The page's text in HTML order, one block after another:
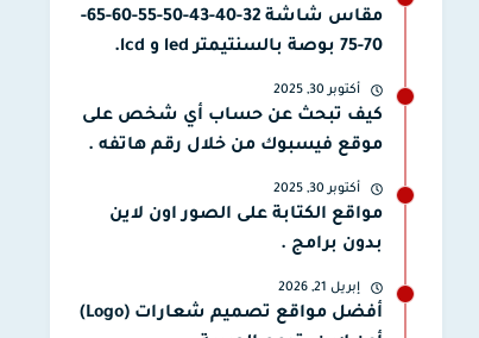
مقاس شاشة 32-40-43-50-55-60-65-
70-75 بوصة بالسنتيمتر led و lcd.
أكتوبر 30, 2025
كيف تبحث عن حساب أي شخص على
موقع فيسبوك من خلال رقم هاتفه .
أكتوبر 30, 2025
مواقع الكتابة على الصور اون لاين
بدون برامج .
إبريل 21, 2026
أفضل مواقع تصميم شعارات (Logo)